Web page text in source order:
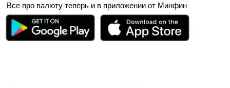
Все про валюту теперь и в приложении от Минфин